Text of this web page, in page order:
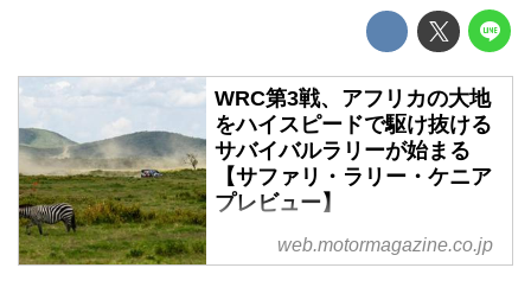
WRC第3戦、アフリカの大地
をハイスピードで駆け抜ける
サバイバルラリーが始まる
【サファリ・ラリー・ケニア
プレビュー】
2025年3月20日〜23日(現地時
間)、WRC世界ラリー選手権第3
web.motormagazine.co.jp